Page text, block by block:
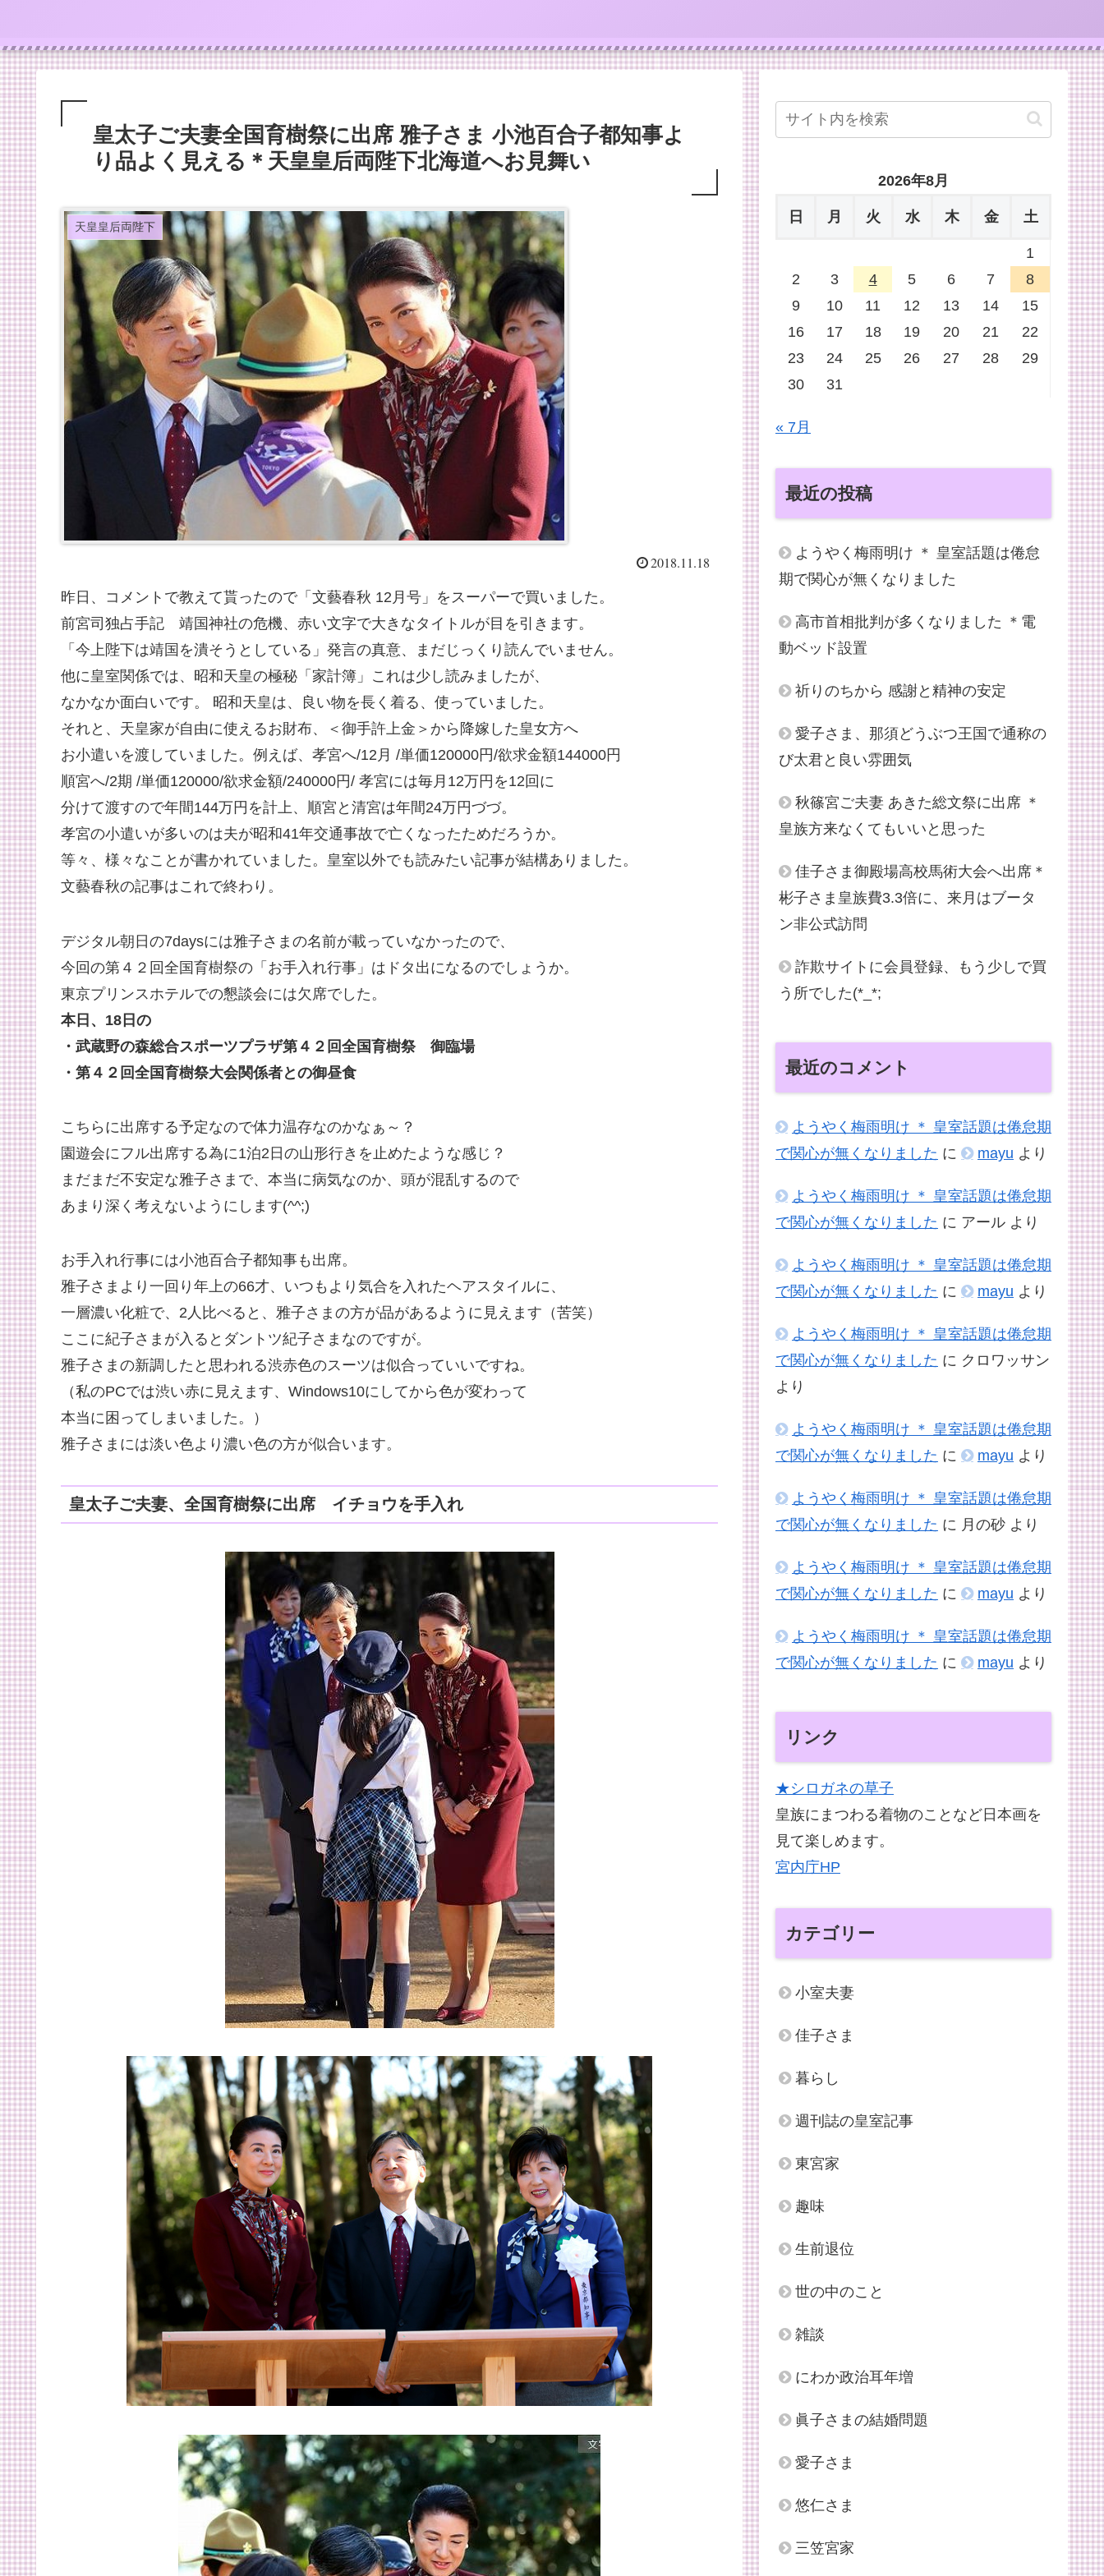
皇太子ご夫妻全国育樹祭に出席 雅子さま 小池百合子都知事よ
り品よく見える＊天皇皇后両陛下北海道へお見舞い
天皇皇后両陛下
2018.11.18
昨日、コメントで教えて貰ったので「文藝春秋 12月号」をスーパーで買いました。
前宮司独占手記 靖国神社の危機、赤い文字で大きなタイトルが目を引きます。
「今上陛下は靖国を潰そうとしている」発言の真意、まだじっくり読んでいません。
他に皇室関係では、昭和天皇の極秘「家計簿」これは少し読みましたが、
なかなか面白いです。 昭和天皇は、良い物を長く着る、使っていました。
それと、天皇家が自由に使えるお財布、＜御手許上金＞から降嫁した皇女方へ
お小遣いを渡していました。例えば、孝宮へ/12月 /単価120000円/欲求金額144000円
順宮へ/2期 /単価120000/欲求金額/240000円/ 孝宮には毎月12万円を12回に
分けて渡すので年間144万円を計上、順宮と清宮は年間24万円づづ。
孝宮の小遣いが多いのは夫が昭和41年交通事故で亡くなったためだろうか。
等々、様々なことが書かれていました。皇室以外でも読みたい記事が結構ありました。
文藝春秋の記事はこれで終わり。
デジタル朝日の7daysには雅子さまの名前が載っていなかったので、
今回の第４２回全国育樹祭の「お手入れ行事」はドタ出になるのでしょうか。
東京プリンスホテルでの懇談会には欠席でした。
本日、18日の
・武蔵野の森総合スポーツプラザ第４２回全国育樹祭 御臨場
・第４２回全国育樹祭大会関係者との御昼食
こちらに出席する予定なので体力温存なのかなぁ～？
園遊会にフル出席する為に1泊2日の山形行きを止めたような感じ？
まだまだ不安定な雅子さまで、本当に病気なのか、頭が混乱するので
あまり深く考えないようにします(^^;)
お手入れ行事には小池百合子都知事も出席。
雅子さまより一回り年上の66才、いつもより気合を入れたヘアスタイルに、
一層濃い化粧で、2人比べると、雅子さまの方が品があるように見えます（苦笑）
ここに紀子さまが入るとダントツ紀子さまなのですが。
雅子さまの新調したと思われる渋赤色のスーツは似合っていいですね。
（私のPCでは渋い赤に見えます、Windows10にしてから色が変わって
本当に困ってしまいました。）
雅子さまには淡い色より濃い色の方が似合います。
皇太子ご夫妻、全国育樹祭に出席 イチョウを手入れ
2026年8月
日 月 火 水 木 金 土
1
2
3 4 5 6 7
8
9
10 11 12 13 14
15
16
17 18 19 20 21
22
23
24 25 26 27 28
29
30
31
« 7月
最近の投稿
ようやく梅雨明け ＊ 皇室話題は倦怠
期で関心が無くなりました
高市首相批判が多くなりました ＊電
動ベッド設置
祈りのちから 感謝と精神の安定
愛子さま、那須どうぶつ王国で通称の
び太君と良い雰囲気
秋篠宮ご夫妻 あきた総文祭に出席 ＊
皇族方来なくてもいいと思った
佳子さま御殿場高校馬術大会へ出席＊
彬子さま皇族費3.3倍に、来月はブータ
ン非公式訪問
詐欺サイトに会員登録、もう少しで買
う所でした(*_*;
最近のコメント
ようやく梅雨明け ＊ 皇室話題は倦怠期
で関心が無くなりました に mayu より
ようやく梅雨明け ＊ 皇室話題は倦怠期
で関心が無くなりました に アール より
ようやく梅雨明け ＊ 皇室話題は倦怠期
で関心が無くなりました に mayu より
ようやく梅雨明け ＊ 皇室話題は倦怠期
で関心が無くなりました に クロワッサン
より
ようやく梅雨明け ＊ 皇室話題は倦怠期
で関心が無くなりました に mayu より
ようやく梅雨明け ＊ 皇室話題は倦怠期
で関心が無くなりました に 月の砂 より
ようやく梅雨明け ＊ 皇室話題は倦怠期
で関心が無くなりました に mayu より
ようやく梅雨明け ＊ 皇室話題は倦怠期
で関心が無くなりました に mayu より
リンク
★シロガネの草子
皇族にまつわる着物のことなど日本画を
見て楽しめます。
宮内庁HP
カテゴリー
小室夫妻
佳子さま
暮らし
週刊誌の皇室記事
東宮家
趣味
生前退位
世の中のこと
雑談
にわか政治耳年増
眞子さまの結婚問題
愛子さま
悠仁さま
三笠宮家